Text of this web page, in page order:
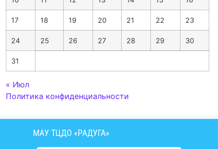
17 18 19 20 21 22 23
24 25 26 27 28 29 30
31
« Июл
Политика конфиденциальности
МАУ ТЦДО «РАДУГА»